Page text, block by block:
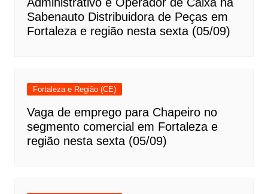
Sabenauto Distribuidora de Peças em
Fortaleza e região nesta sexta (05/09)
Fortaleza e Região (CE)
Vaga de emprego para Chapeiro no
segmento comercial em Fortaleza e
região nesta sexta (05/09)